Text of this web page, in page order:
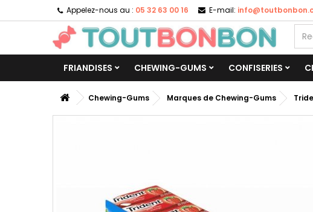
Appelez-nous au : 05 32 63 00 16 E-mail:
FRIANDISES CHEWING-GUMS CONFISERIES
Chewing-Gums Marques de Chewing-Gums